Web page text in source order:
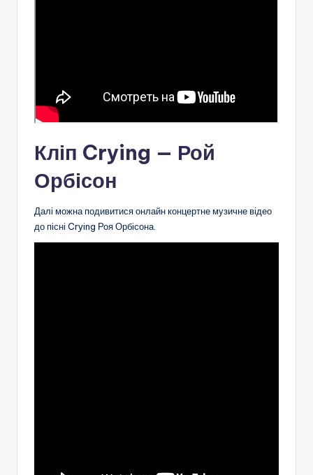
Кліп Crying — Рой
Орбісон
Далі можна подивитися онлайн концертне музичне відео
до пісні Crying Роя Орбісона.